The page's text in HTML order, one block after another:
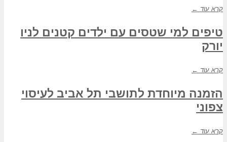
קרא עוד ←
טיפים למי שטסים עם ילדים קטנים לניו
יורק
קרא עוד ←
הזמנה מיוחדת לתושבי תל אביב לעיסוי
צפוני
קרא עוד ←